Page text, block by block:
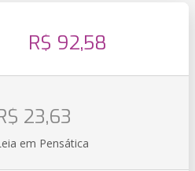
R$ 92,58
23,63
em Pensática